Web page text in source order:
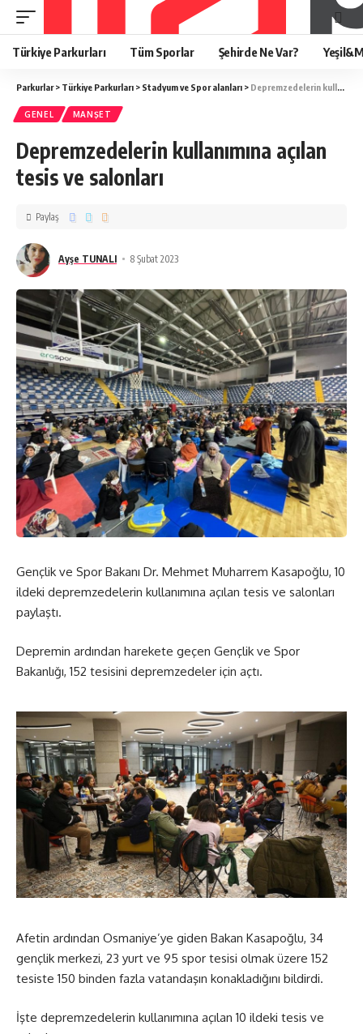
Türkiye Parkurları Tüm Sporlar Şehirde Ne Var?
Parkurlar> Türkiye Parkurları > Stadyum ve Spor alanları > Depremzedelerin kullanımına açılan tesis ve salonları
GENEL MANŞET
Depremzedelerin kullanımına açılan
tesis ve salonları
Ayşe TUNALI 8 Şubat 2023
Paylaş
Gençlik ve Spor Bakanı Dr. Mehmet Muharrem Kasapoğlu, 10
ildeki depremzedelerin kullanımına açılan tesis ve salonları
paylaştı.
Depremin ardından harekete geçen Gençlik ve Spor
Bakanlığı, 152 tesisini depremzedeler için açtı.
Afetin ardından Osmaniye’ye giden Bakan Kasapoğlu, 34
gençlik merkezi, 23 yurt ve 95 spor tesisi olmak üzere 152
tesiste 150 binden fazla vatandaşın konakladığını bildirdi.
İşte depremzedelerin kullanımına açılan 10 ildeki tesis ve